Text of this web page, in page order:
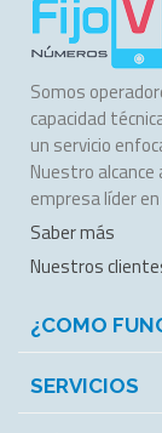
Somos
capacidad
un servicio
Nuestro
empresa líder
Saber más
Nuestros
¿COMO
SERVICIOS